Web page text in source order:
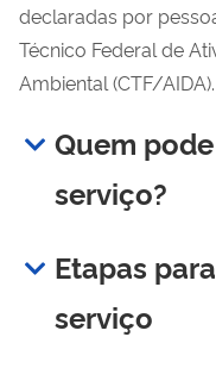
declaradas por
Técnico Federal de
Ambiental (CTF/AIDA).
Quem
serviço?
Etapas
serviço